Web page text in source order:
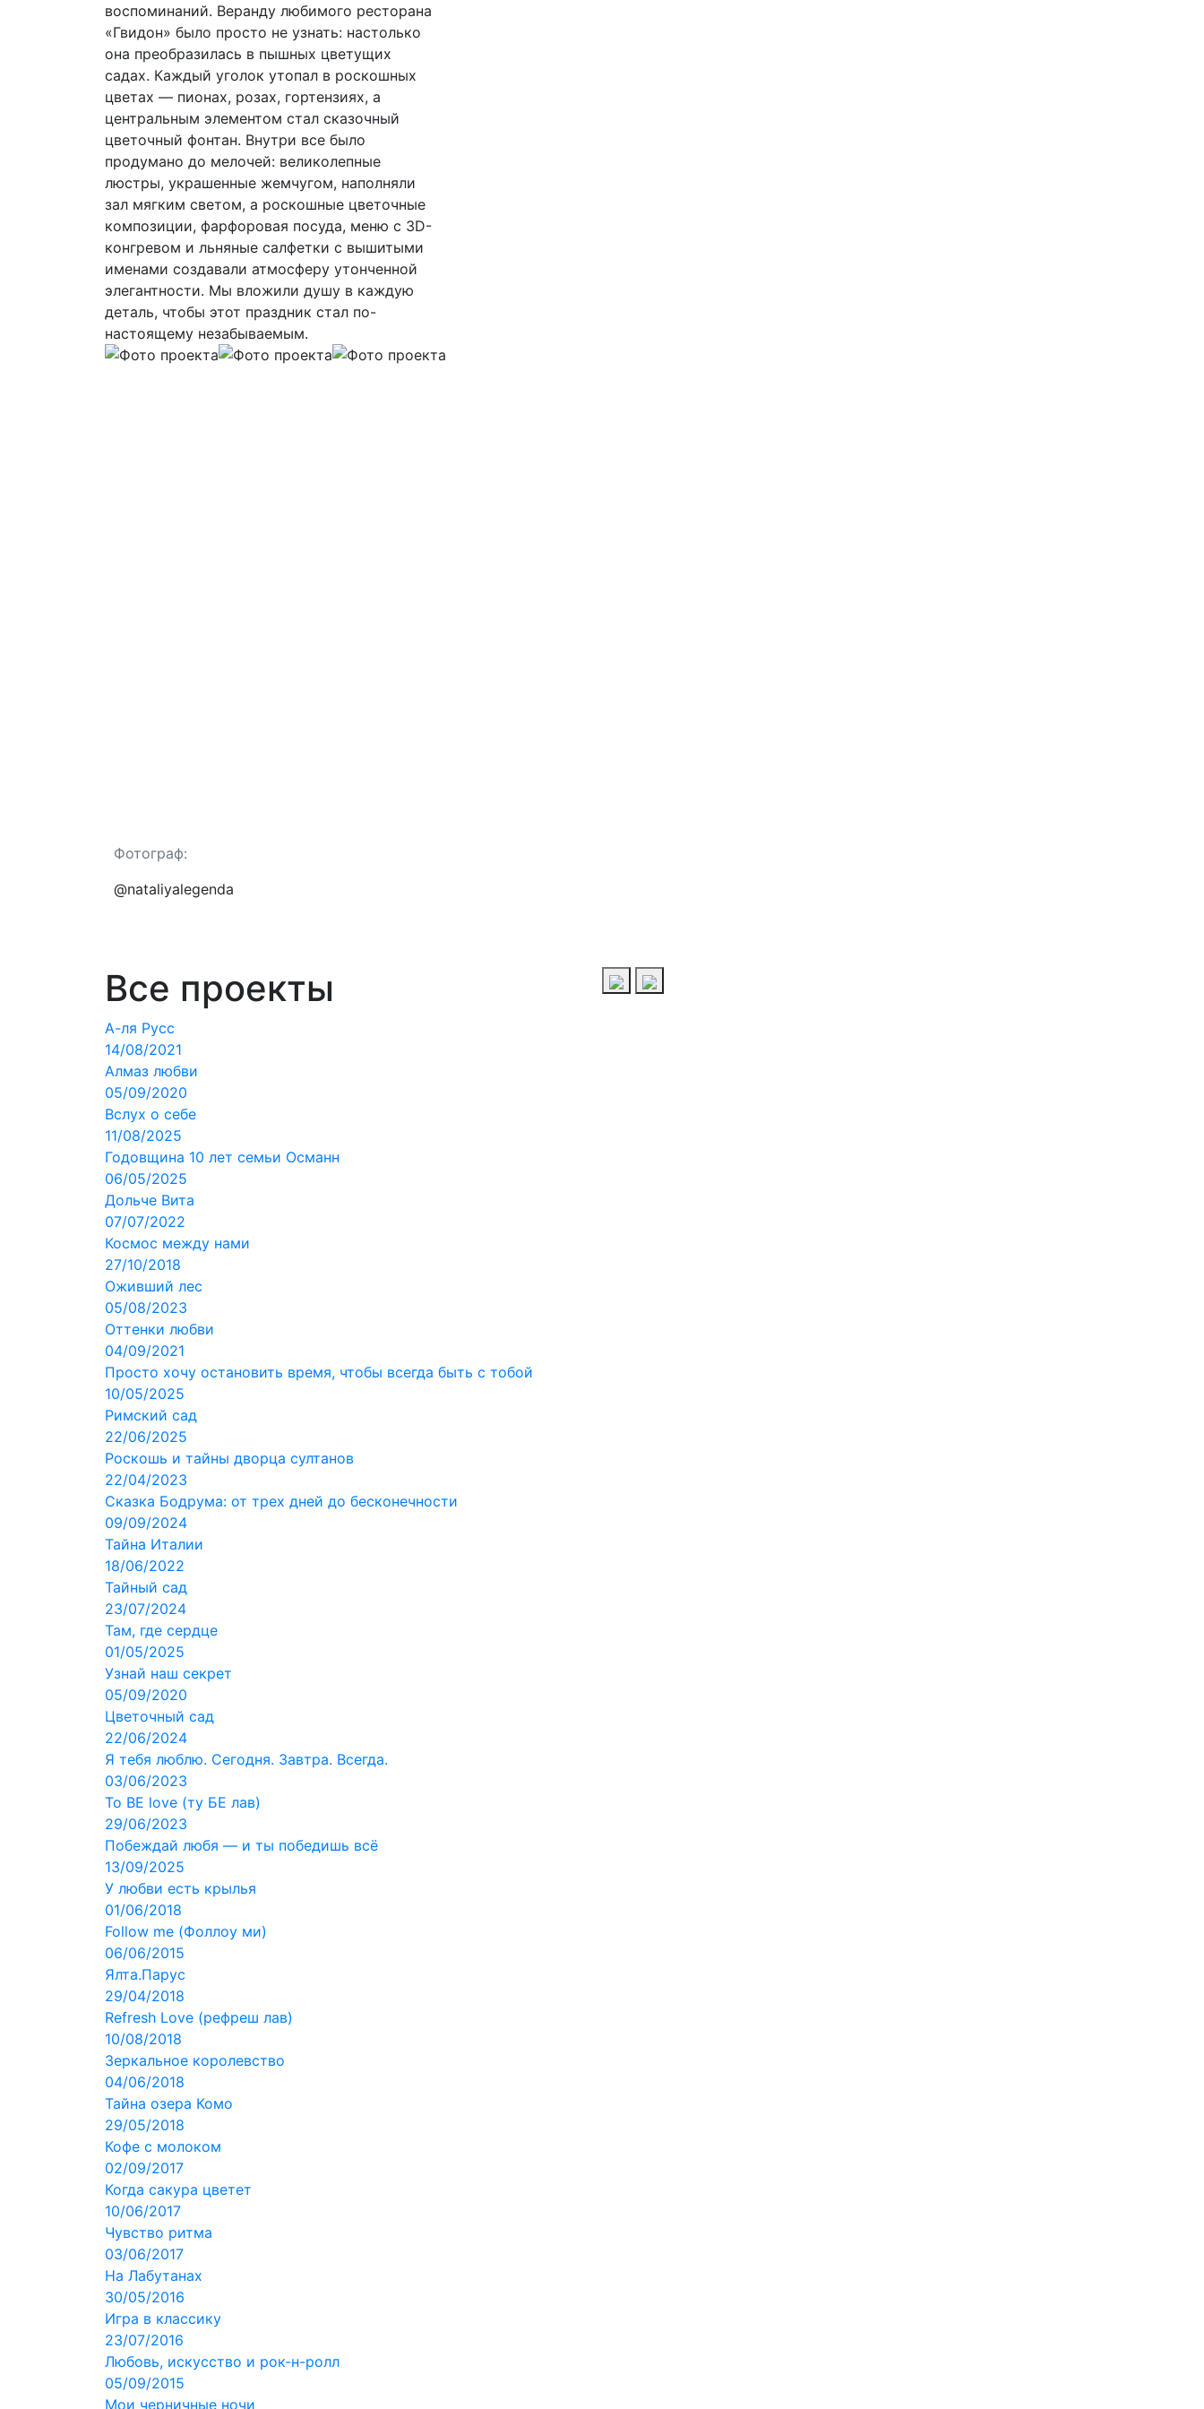
воспоминаний. Веранду любимого ресторана
«Гвидон» было просто не узнать: настолько
она преобразилась в пышных цветущих
садах. Каждый уголок утопал в роскошных
цветах — пионах, розах, гортензиях, а
центральным элементом стал сказочный
цветочный фонтан. Внутри все было
продумано до мелочей: великолепные
люстры, украшенные жемчугом, наполняли
зал мягким светом, а роскошные цветочные
композиции, фарфоровая посуда, меню с 3D-
конгревом и льняные салфетки с вышитыми
именами создавали атмосферу утонченной
элегантности. Мы вложили душу в каждую
деталь, чтобы этот праздник стал по-
настоящему незабываемым.
Фотограф:
@nataliyalegenda
Все проекты
А-ля Русс
14/08/2021
Алмаз любви
05/09/2020
Вслух о себе
11/08/2025
Годовщина 10 лет семьи Османн
06/05/2025
Дольче Вита
07/07/2022
Космос между нами
27/10/2018
Оживший лес
05/08/2023
Оттенки любви
04/09/2021
Просто хочу остановить время, чтобы всегда быть с тобой
10/05/2025
Римский сад
22/06/2025
Роскошь и тайны дворца султанов
22/04/2023
Сказка Бодрума: от трех дней до бесконечности
09/09/2024
Тайна Италии
18/06/2022
Тайный сад
23/07/2024
Там, где сердце
01/05/2025
Узнай наш секрет
05/09/2020
Цветочный сад
22/06/2024
Я тебя люблю. Сегодня. Завтра. Всегда.
03/06/2023
To BE love (ту БЕ лав)
29/06/2023
Побеждай любя — и ты победишь всё
13/09/2025
У любви есть крылья
01/06/2018
Follow me (Фоллоу ми)
06/06/2015
Ялта.Парус
29/04/2018
Refresh Love (рефреш лав)
10/08/2018
Зеркальное королевство
04/06/2018
Тайна озера Комо
29/05/2018
Кофе с молоком
02/09/2017
Когда сакура цветет
10/06/2017
Чувство ритма
03/06/2017
На Лабутанах
30/05/2016
Игра в классику
23/07/2016
Любовь, искусство и рок-н-ролл
05/09/2015
Мои черничные ночи